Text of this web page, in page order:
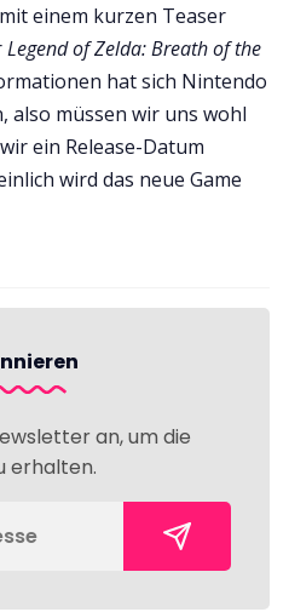
einem kurzen Teaser
Legend of Zelda: Breath of the
hat sich Nintendo
also müssen wir uns wohl
ein Release-Datum
wird das neue Game
an, um die
erhalten.